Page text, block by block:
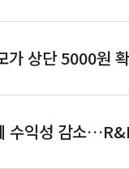
가 상단 5000원
수익성 감소